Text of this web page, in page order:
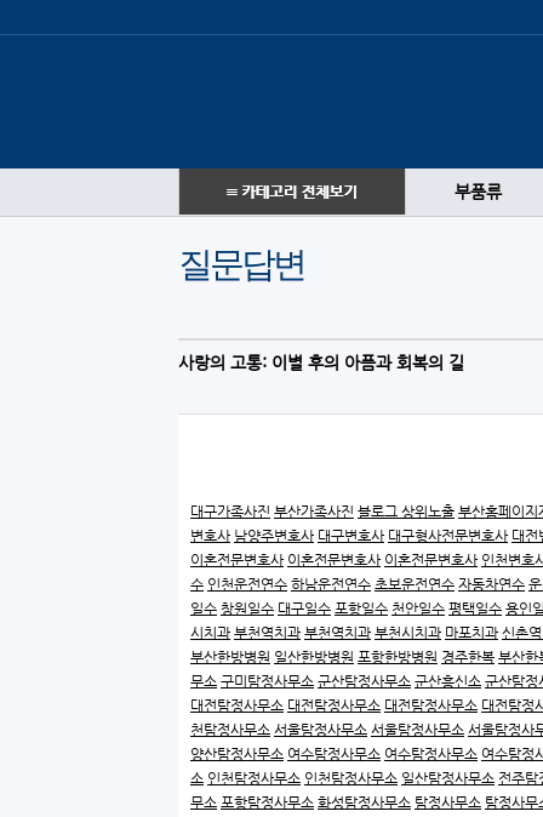
부품류
질문답변
사랑의 고통: 이별 후의 아픔과 회복의 길
대구가족사진 부산가족사진 블로그 상위노출 부산홈페이지
변호사 남양주변호사 대구변호사 대구형사전문변호사 대전
이혼전문변호사 이혼전문변호사 이혼전문변호사 인천변호
수 인천운전연수 하남운전연수 초보운전연수 자동차연수
일수 창원일수 대구일수 포항일수 천안일수 평택일수 용인
시치과 부천역치과 부천역치과 부천시치과 마포치과 신촌
부산한방병원 일산한방병원 포항한방병원 경주한복 부산한
무소 구미탐정사무소 군산탐정사무소 군산흥신소 군산탐정
대전탐정사무소 대전탐정사무소 대전탐정사무소 대전탐정
천탐정사무소 서울탐정사무소 서울탐정사무소 서울탐정사
양산탐정사무소 여수탐정사무소 여수탐정사무소 여수탐정
소 인천탐정사무소 인천탐정사무소 일산탐정사무소 전주탐
무소 포항탐정사무소 화성탐정사무소 탐정사무소 탐정사무